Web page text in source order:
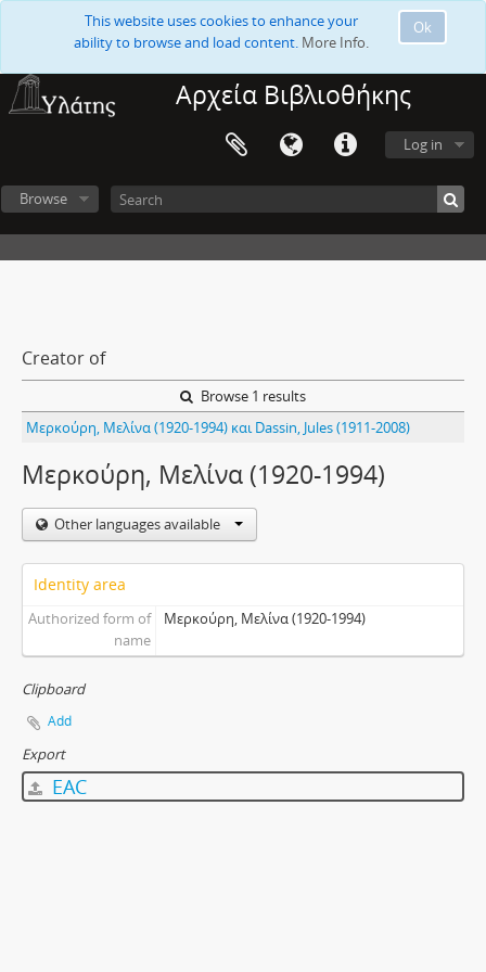
Ok
This website uses cookies to enhance your
ability to browse and load content. More Info.
Αρχεία Βιβλιοθήκης
Log in
Browse
Creator of
Browse 1 results
Μερκούρη, Μελίνα (1920-1994) και Dassin, Jules (1911-2008)
Μερκούρη, Μελίνα (1920-1994)
Other languages available
Identity area
Authorized form of
name
Μερκούρη, Μελίνα (1920-1994)
Clipboard
Add
Export
EAC